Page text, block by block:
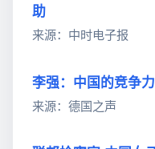
助
来源：中时电子报
李强：中国的竞争
来源：德国之声